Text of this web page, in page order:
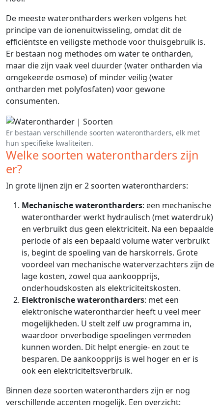
De meeste waterontharders werken volgens het
principe van de ionenuitwisseling, omdat dit de
efficiëntste en veiligste methode voor thuisgebruik is.
Er bestaan nog methodes om water te ontharden,
maar die zijn vaak veel duurder (water ontharden via
omgekeerde osmose) of minder veilig (water
ontharden met polyfosfaten) voor gewone
consumenten.
Er bestaan verschillende soorten waterontharders, elk met
hun specifieke kwaliteiten.
Welke soorten waterontharders zijn
er?
In grote lijnen zijn er 2 soorten waterontharders:
Mechanische waterontharders: een mechanische
waterontharder werkt hydraulisch (met waterdruk)
en verbruikt dus geen elektriciteit. Na een bepaalde
periode of als een bepaald volume water verbruikt
is, begint de spoeling van de harskorrels. Grote
voordeel van mechanische waterverzachters zijn de
lage kosten, zowel qua aankoopprijs,
onderhoudskosten als elektriciteitskosten.
Elektronische waterontharders: met een
elektronische waterontharder heeft u veel meer
mogelijkheden. U stelt zelf uw programma in,
waardoor onverbodige spoelingen vermeden
kunnen worden. Dit helpt energie- en zout te
besparen. De aankoopprijs is wel hoger en er is
ook een elektriciteitsverbruik.
Binnen deze soorten waterontharders zijn er nog
verschillende accenten mogelijk. Een overzicht: